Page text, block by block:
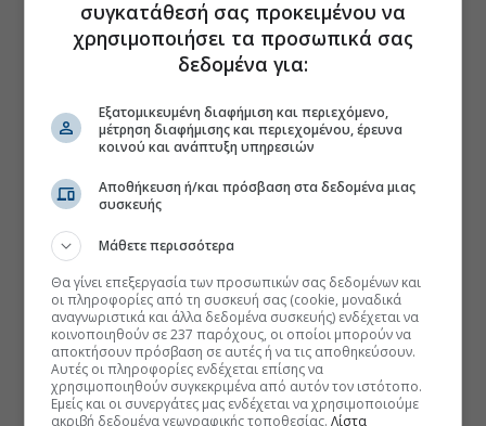
συγκατάθεσή σας προκειμένου να
χρησιμοποιήσει τα προσωπικά σας
δεδομένα για:
Εξατομικευμένη διαφήμιση και περιεχόμενο,
μέτρηση διαφήμισης και περιεχομένου, έρευνα
κοινού και ανάπτυξη υπηρεσιών
Αποθήκευση ή/και πρόσβαση στα δεδομένα μιας
συσκευής
Μάθετε περισσότερα
Θα γίνει επεξεργασία των προσωπικών σας δεδομένων και
οι πληροφορίες από τη συσκευή σας (cookie, μοναδικά
αναγνωριστικά και άλλα δεδομένα συσκευής) ενδέχεται να
κοινοποιηθούν σε 237 παρόχους, οι οποίοι μπορούν να
αποκτήσουν πρόσβαση σε αυτές ή να τις αποθηκεύσουν.
Αυτές οι πληροφορίες ενδέχεται επίσης να
χρησιμοποιηθούν συγκεκριμένα από αυτόν τον ιστότοπο.
Εμείς και οι συνεργάτες μας ενδέχεται να χρησιμοποιούμε
ακριβή δεδομένα γεωγραφικής τοποθεσίας.Λίστα